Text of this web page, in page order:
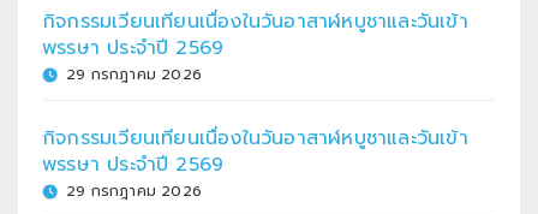
กิจกรรมเวียนเทียนเนื่องในวันอาสาฬหบูชาและวันเข้า
พรรษา ประจำปี 2569
29 กรกฎาคม 2026
กิจกรรมเวียนเทียนเนื่องในวันอาสาฬหบูชาและวันเข้า
พรรษา ประจำปี 2569
29 กรกฎาคม 2026